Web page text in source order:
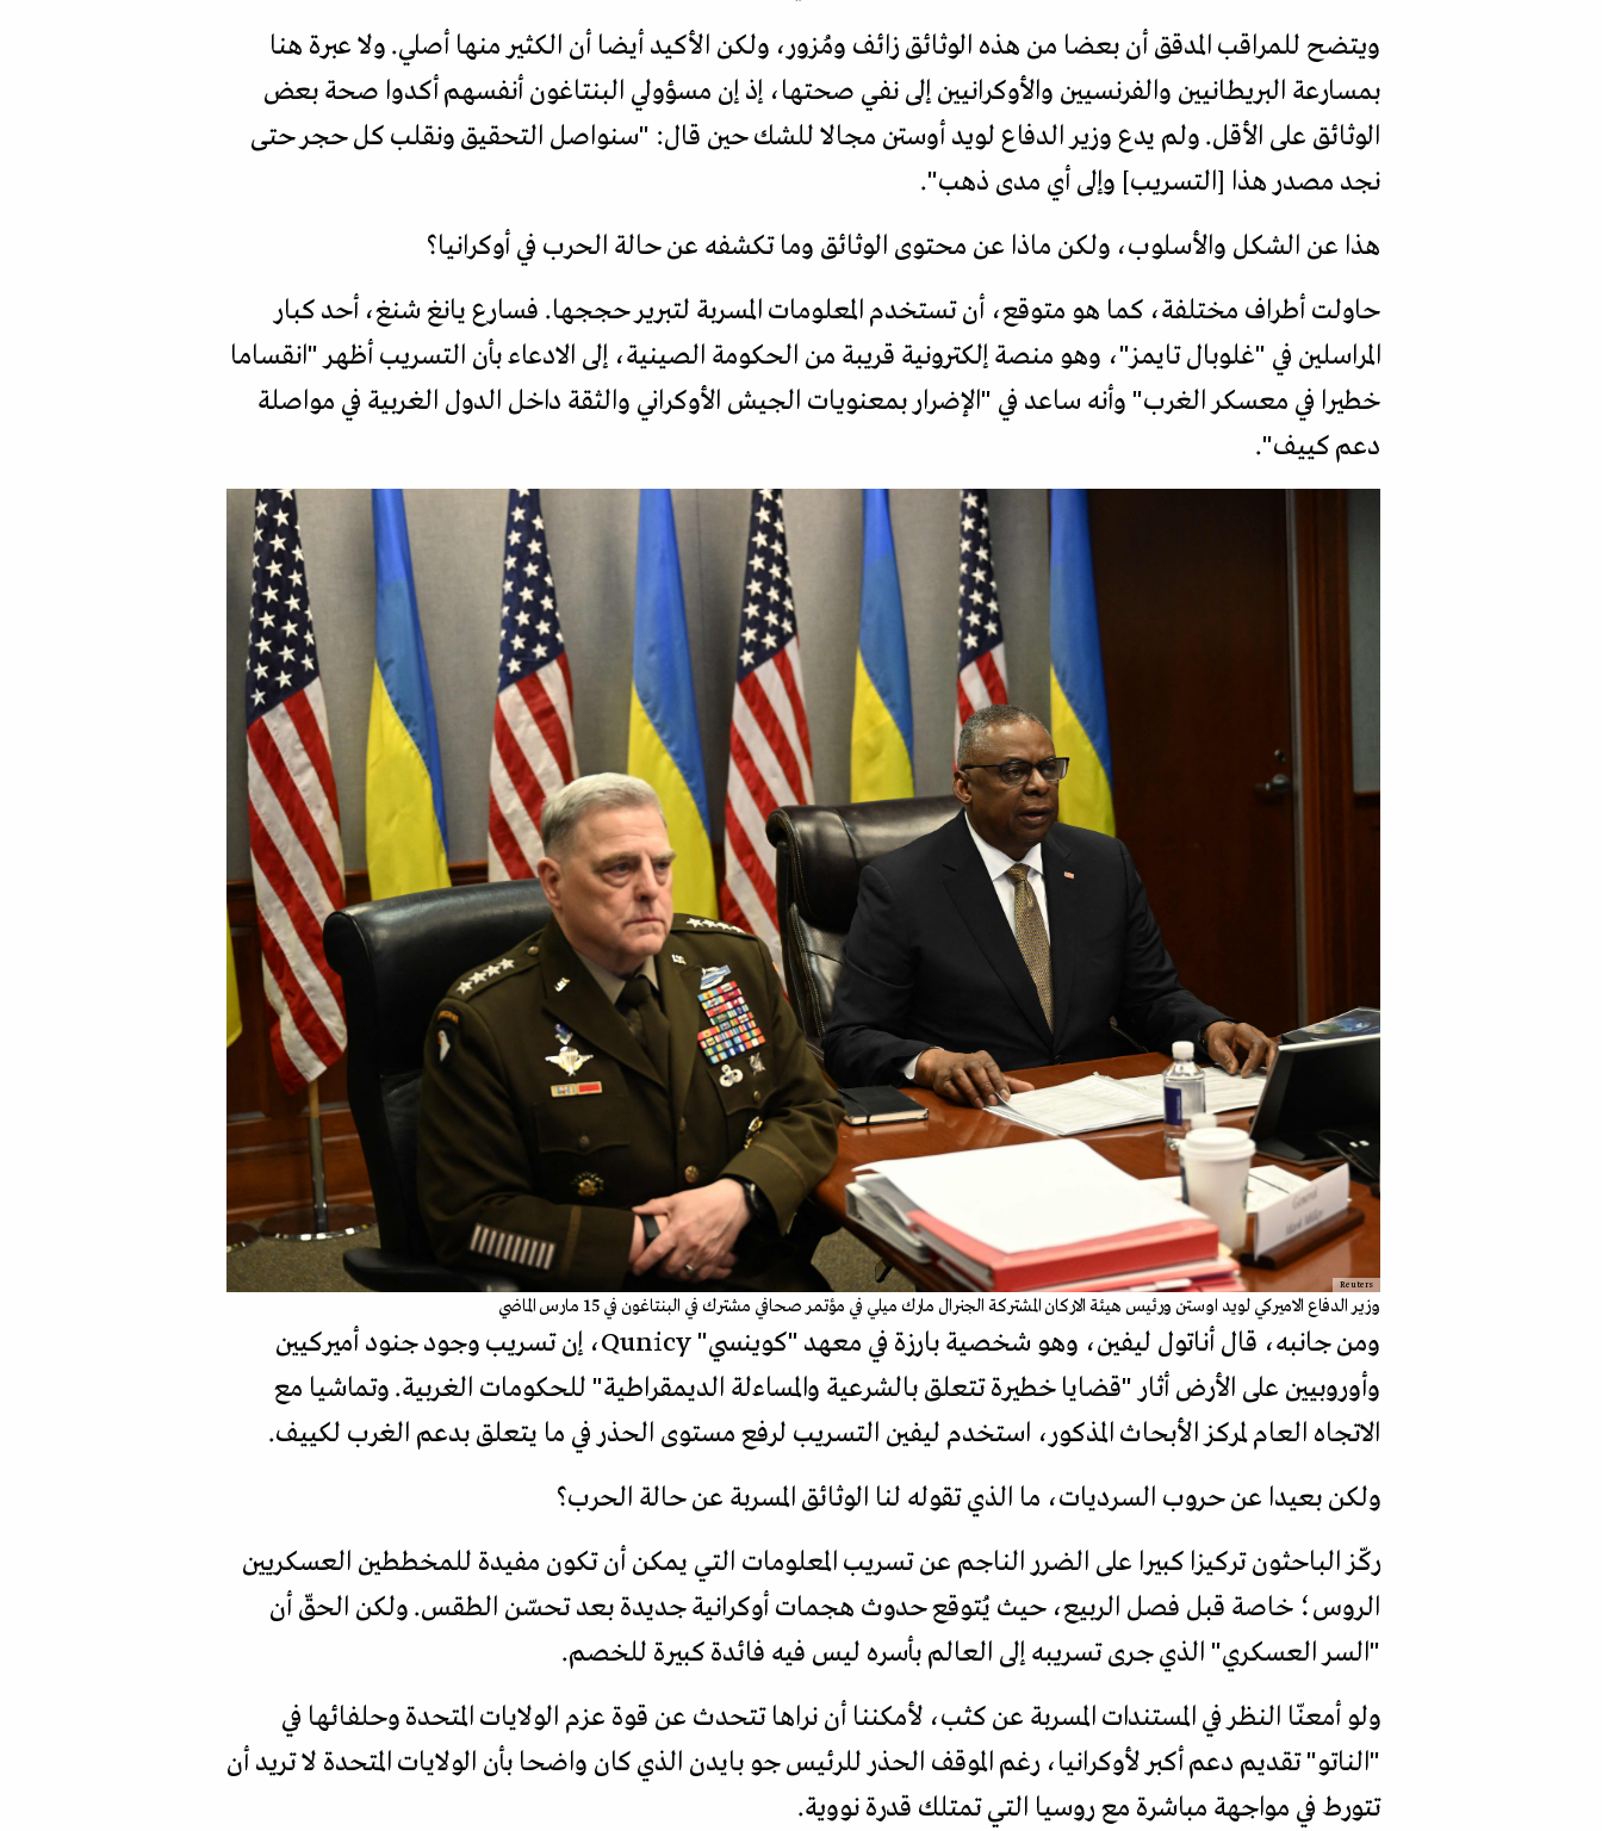
ويتضح للمراقب المدقق أن بعضا من هذه الوثائق زائف ومُزور، ولكن الأكيد أيضا أن الكثير منها أصلي. ولا عبرة هنا
بمسارعة البريطانيين والفرنسيين والأوكرانيين إلى نفي صحتها، إذ إن مسؤولي البنتاغون أنفسهم أكدوا صحة بعض
الوثائق على الأقل. ولم يدع وزير الدفاع لويد أوستن مجالا للشك حين قال: "سنواصل التحقيق ونقلب كل حجر حتى
نجد مصدر هذا [التسريب] وإلى أي مدى ذهب".
هذا عن الشكل والأسلوب، ولكن ماذا عن محتوى الوثائق وما تكشفه عن حالة الحرب في أوكرانيا؟
حاولت أطراف مختلفة، كما هو متوقع، أن تستخدم المعلومات المسربة لتبرير حججها. فسارع يانغ شنغ، أحد كبار
المراسلين في "غلوبال تايمز"، وهو منصة إلكترونية قريبة من الحكومة الصينية، إلى الادعاء بأن التسريب أظهر "انقساما
خطيرا في معسكر الغرب" وأنه ساعد في "الإضرار بمعنويات الجيش الأوكراني والثقة داخل الدول الغربية في مواصلة
دعم كييف".
Reuters
وزير الدفاع الاميركي لويد اوستن ورئيس هيئة الاركان المشتركة الجنرال مارك ميلي في مؤتمر صحافي مشترك في البنتاغون في 15 مارس الماضي
ومن جانبه، قال أناتول ليفين، وهو شخصية بارزة في معهد "كوينسي" Qunicy، إن تسريب وجود جنود أميركيين
وأوروبيين على الأرض أثار "قضايا خطيرة تتعلق بالشرعية والمساءلة الديمقراطية" للحكومات الغربية. وتماشيا مع
الاتجاه العام لمركز الأبحاث المذكور، استخدم ليفين التسريب لرفع مستوى الحذر في ما يتعلق بدعم الغرب لكييف.
ولكن بعيدا عن حروب السرديات، ما الذي تقوله لنا الوثائق المسربة عن حالة الحرب؟
ركّز الباحثون تركيزا كبيرا على الضرر الناجم عن تسريب المعلومات التي يمكن أن تكون مفيدة للمخططين العسكريين
الروس؛ خاصة قبل فصل الربيع، حيث يُتوقع حدوث هجمات أوكرانية جديدة بعد تحسّن الطقس. ولكن الحقّ أن
"السر العسكري" الذي جرى تسريبه إلى العالم بأسره ليس فيه فائدة كبيرة للخصم.
ولو أمعنّا النظر في المستندات المسربة عن كثب، لأمكننا أن نراها تتحدث عن قوة عزم الولايات المتحدة وحلفائها في
"الناتو" تقديم دعم أكبر لأوكرانيا، رغم الموقف الحذر للرئيس جو بايدن الذي كان واضحا بأن الولايات المتحدة لا تريد أن
تتورط في مواجهة مباشرة مع روسيا التي تمتلك قدرة نووية.